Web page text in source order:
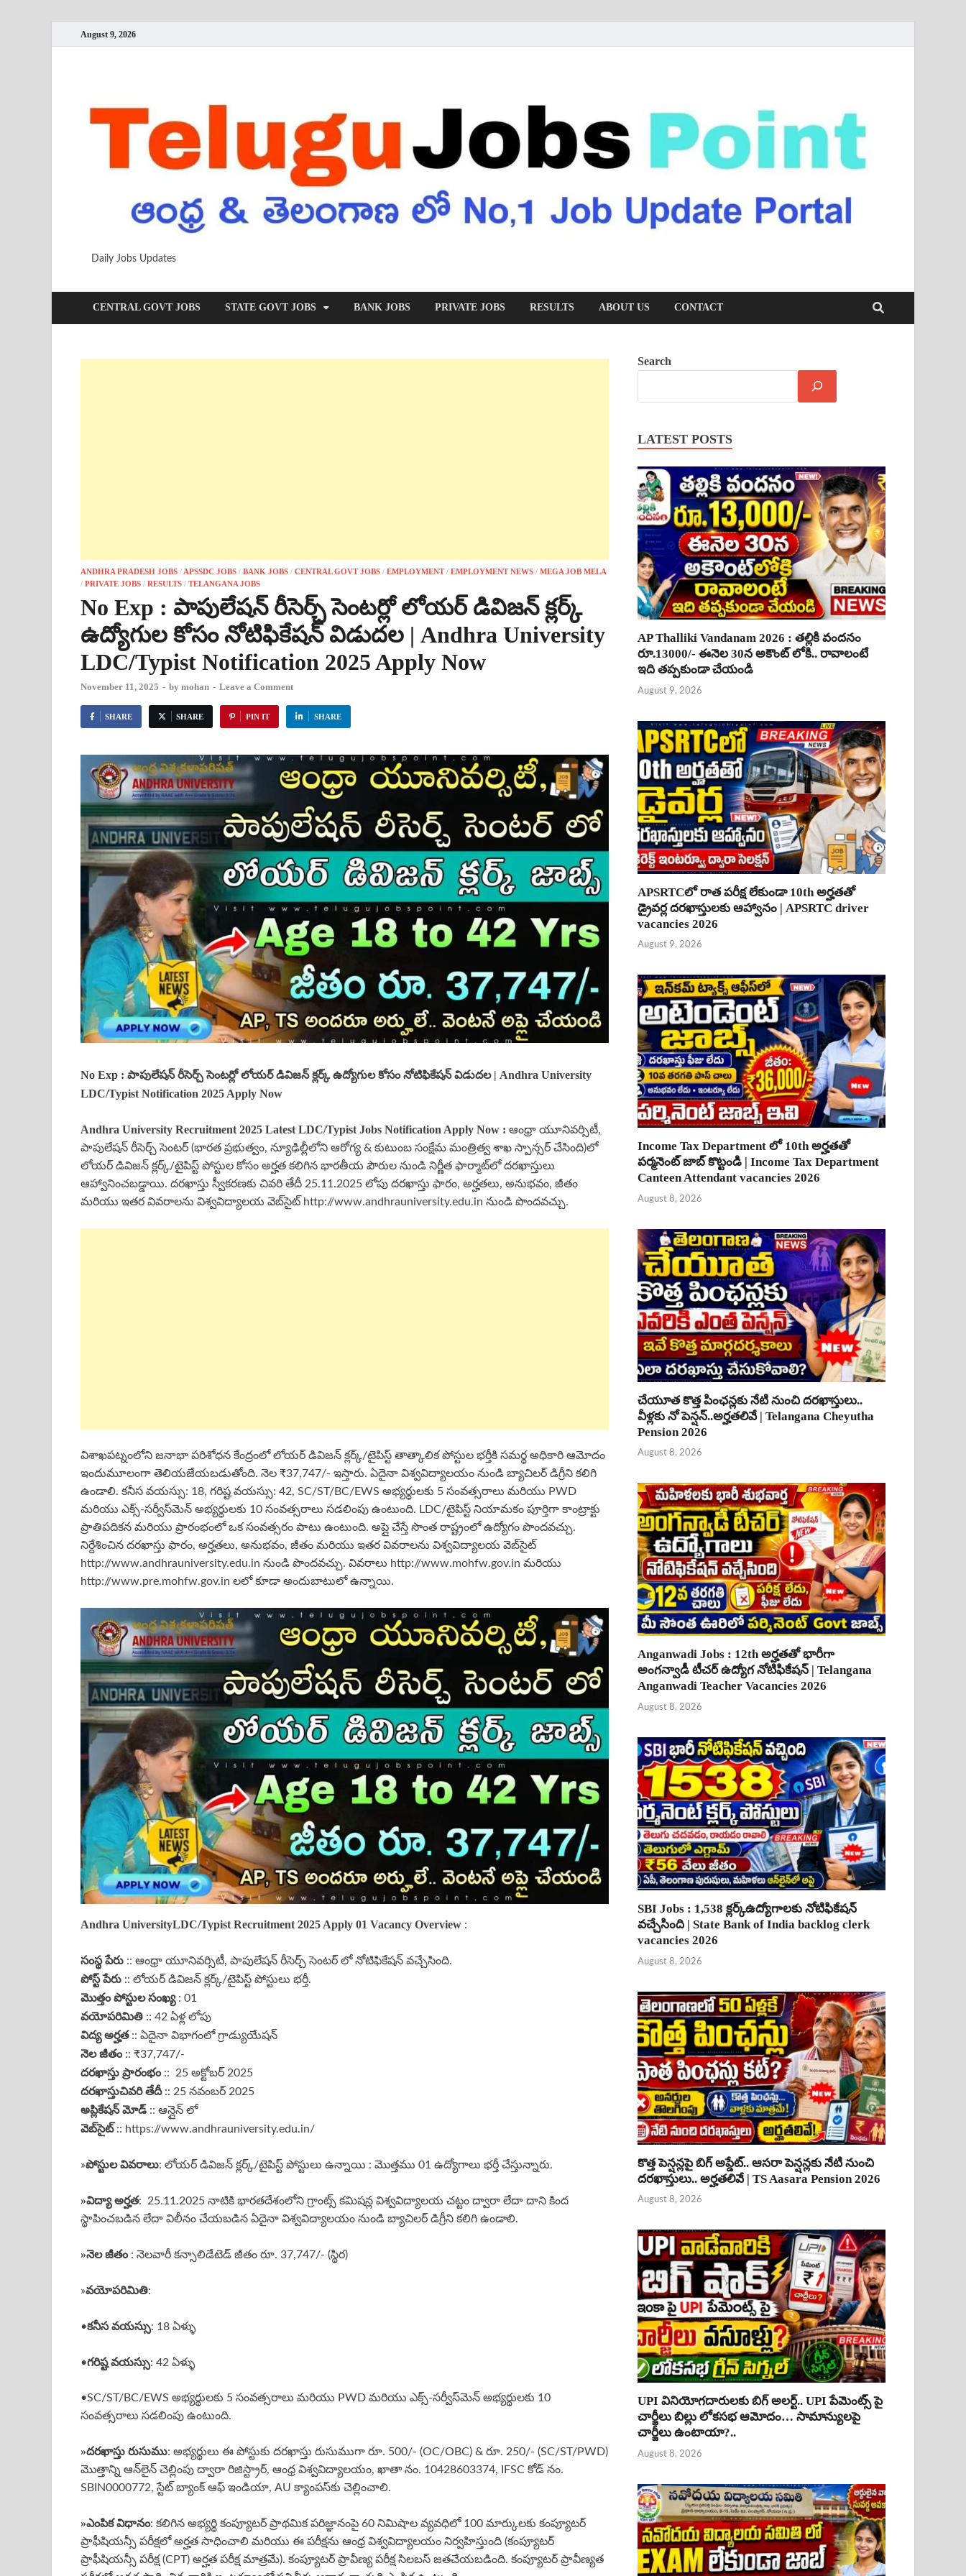
August 9, 2026
Daily Jobs Updates
CENTRAL GOVT JOBS STATE GOVT JOBS BANK JOBS PRIVATE JOBS RESULTS ABOUT US CONTACT
ANDHRA PRADESH JOBS / APSSDC JOBS / BANK JOBS / CENTRAL GOVT JOBS / EMPLOYMENT/ EMPLOYMENT NEWS / MEGA JOB MELA
/ PRIVATE JOBS / RESULTS / TELANGANA JOBS
No Exp : పాపులేషన్ రీసెర్చ్ సెంటర్లో లోయర్ డివిజన్ క్లర్క్
ఉద్యోగుల కోసం నోటిఫికేషన్ విడుదల | Andhra University
LDC/Typist Notification 2025 Apply Now
November 11, 2025 - by mohan - Leave a Comment
SHARE SHARE PIN IT SHARE
No Exp : పాపులేషన్ రీసెర్చ్ సెంటర్లో లోయర్ డివిజన్ క్లర్క్ ఉద్యోగుల కోసం నోటిఫికేషన్ విడుదల | Andhra University
LDC/Typist Notification 2025 Apply Now
Andhra University Recruitment 2025 Latest LDC/Typist Jobs Notification Apply Now : ఆంధ్రా యూనివర్సిటీ,
పాపులేషన్ రీసెర్చ్ సెంటర్ (భారత ప్రభుత్వం, న్యూఢిల్లీలోని ఆరోగ్య & కుటుంబ సంక్షేమ మంత్రిత్వ శాఖ స్పాన్సర్ చేసింది)లో
లోయర్ డివిజన్ క్లర్క్/టైపిస్ట్ పోస్టుల కోసం అర్హత కలిగిన భారతీయ పౌరుల నుండి నిర్ణీత ఫార్మాట్‌లో దరఖాస్తులు
ఆహ్వానించబడ్డాయి. దరఖాస్తు స్వీకరణకు చివరి తేదీ 25.11.2025 లోపు దరఖాస్తు ఫారం, అర్హతలు, అనుభవం, జీతం
మరియు ఇతర వివరాలను విశ్వవిద్యాలయ వెబ్‌సైట్ http://www.andhrauniversity.edu.in నుండి పొందవచ్చు.
విశాఖపట్నంలోని జనాభా పరిశోధన కేంద్రంలో లోయర్ డివిజన్ క్లర్క్/టైపిస్ట్ తాత్కాలిక పోస్టుల భర్తీకి సమర్థ అధికారి ఆమోదం
ఇందుమూలంగా తెలియజేయబడుతోంది. నెల ₹37,747/- ఇస్తారు. ఏదైనా విశ్వవిద్యాలయం నుండి బ్యాచిలర్ డిగ్రీని కలిగి
ఉండాలి. కనీస వయస్సు: 18, గరిష్ట వయస్సు: 42, SC/ST/BC/EWS అభ్యర్థులకు 5 సంవత్సరాలు మరియు PWD
మరియు ఎక్స్-సర్వీస్‌మెన్ అభ్యర్థులకు 10 సంవత్సరాలు సడలింపు ఉంటుంది. LDC/టైపిస్ట్ నియామకం పూర్తిగా కాంట్రాక్టు
ప్రాతిపదికన మరియు ప్రారంభంలో ఒక సంవత్సరం పాటు ఉంటుంది. అప్లై చేస్తే సొంత రాష్ట్రంలో ఉద్యోగం పొందవచ్చు.
నిర్దేశించిన దరఖాస్తు ఫారం, అర్హతలు, అనుభవం, జీతం మరియు ఇతర వివరాలను విశ్వవిద్యాలయ వెబ్‌సైట్
http://www.andhrauniversity.edu.in నుండి పొందవచ్చు. వివరాలు http://www.mohfw.gov.in మరియు
http://www.pre.mohfw.gov.in లలో కూడా అందుబాటులో ఉన్నాయి.
Andhra UniversityLDC/Typist Recruitment 2025 Apply 01 Vacancy Overview :
సంస్థ పేరు :: ఆంధ్రా యూనివర్సిటీ, పాపులేషన్ రీసెర్చ్ సెంటర్ లో నోటిఫికేషన్ వచ్చేసింది.
పోస్ట్ పేరు :: లోయర్ డివిజన్ క్లర్క్/టైపిస్ట్ పోస్టులు భర్తీ.
మొత్తం పోస్టుల సంఖ్య: 01
వయోపరిమితి :: 42 ఏళ్ల లోపు
విద్య అర్హత:: ఏదైనా విభాగంలో గ్రాడ్యుయేషన్
నెల జీతం:: ₹37,747/-
దరఖాస్తు ప్రారంభం:: 25 అక్టోబర్ 2025
దరఖాస్తుచివరి తేదీ:: 25 నవంబర్ 2025
అప్లికేషన్ మోడ్ :: ఆన్లైన్ లో
వెబ్‌సైట్:: https://www.andhrauniversity.edu.in/
»పోస్టుల వివరాలు: లోయర్ డివిజన్ క్లర్క్/టైపిస్ట్ పోస్టులు ఉన్నాయి : మొత్తము 01 ఉద్యోగాలు భర్తీ చేస్తున్నారు.
»విద్యా అర్హత: 25.11.2025 నాటికి భారతదేశంలోని గ్రాంట్స్ కమిషన్ల విశ్వవిద్యాలయ చట్టం ద్వారా లేదా దాని కింద
స్థాపించబడిన లేదా విలీనం చేయబడిన ఏదైనా విశ్వవిద్యాలయం నుండి బ్యాచిలర్ డిగ్రీని కలిగి ఉండాలి.
»నెల జీతం: నెలవారీ కన్సాలిడేటెడ్ జీతం రూ. 37,747/- (స్థిర)
»వయోపరిమితి:
•కనీస వయస్సు: 18 ఏళ్ళు
•గరిష్ట వయస్సు: 42 ఏళ్ళు
•SC/ST/BC/EWS అభ్యర్థులకు 5 సంవత్సరాలు మరియు PWD మరియు ఎక్స్-సర్వీస్‌మెన్ అభ్యర్థులకు 10
సంవత్సరాలు సడలింపు ఉంటుంది.
»దరఖాస్తు రుసుము: అభ్యర్థులు ఈ పోస్టుకు దరఖాస్తు రుసుముగా రూ. 500/- (OC/OBC) & రూ. 250/- (SC/ST/PWD)
మొత్తాన్ని ఆన్‌లైన్ చెల్లింపు ద్వారా రిజిస్ట్రార్, ఆంధ్ర విశ్వవిద్యాలయం, ఖాతా నం. 10428603374, IFSC కోడ్ నం.
SBIN0000772, స్టేట్ బ్యాంక్ ఆఫ్ ఇండియా, AU క్యాంపస్‌కు చెల్లించాలి.
»ఎంపిక విధానం: కలిగిన అభ్యర్థి కంప్యూటర్ ప్రాథమిక పరిజ్ఞానంపై 60 నిమిషాల వ్యవధిలో 100 మార్కులకు కంప్యూటర్
ప్రాఫీషియన్సీ పరీక్షలో అర్హత సాధించాలి మరియు ఈ పరీక్షను ఆంధ్ర విశ్వవిద్యాలయం నిర్వహిస్తుంది (కంప్యూటర్
ప్రాఫీషియన్సీ పరీక్ష (CPT) అర్హత పరీక్ష మాత్రమే). కంప్యూటర్ ప్రావీణ్య పరీక్ష సిలబస్ జతచేయబడింది. కంప్యూటర్ ప్రావీణ్యత
Search
LATEST POSTS
AP Thalliki Vandanam 2026 : తల్లికి వందనం
రూ.13000/- ఈనెల 30న అకౌంట్ లోకి.. రావాలంటే
ఇది తప్పకుండా చేయండి
August 9, 2026
APSRTCలో రాత పరీక్ష లేకుండా 10th అర్హతతో
డ్రైవర్ల దరఖాస్తులకు ఆహ్వానం | APSRTC driver
vacancies 2026
August 9, 2026
Income Tax Department లో 10th అర్హతతో
పర్మనెంట్ జాబ్ కొట్టండి | Income Tax Department
Canteen Attendant vacancies 2026
August 8, 2026
చేయూత కొత్త పింఛన్లకు నేటి నుంచి దరఖాస్తులు..
వీళ్లకు నో పెన్షన్..అర్హతలివే | Telangana Cheyutha
Pension 2026
August 8, 2026
Anganwadi Jobs : 12th అర్హతతో భారీగా
అంగన్వాడీ టీచర్ ఉద్యోగ నోటిఫికేషన్ | Telangana
Anganwadi Teacher Vacancies 2026
August 8, 2026
SBI Jobs : 1,538 క్లర్క్ఉద్యోగాలకు నోటిఫికేషన్
వచ్చేసింది | State Bank of India backlog clerk
vacancies 2026
August 8, 2026
కొత్త పెన్షన్లపై బిగ్ అప్డేట్.. ఆసరా పెన్షన్లకు నేటి నుంచి
దరఖాస్తులు.. అర్హతలివే | TS Aasara Pension 2026
August 8, 2026
UPI వినియోగదారులకు బిగ్ అలర్ట్.. UPI పేమెంట్స్ పై
చార్జీలు బిల్లు లోకసభ ఆమోదం… సామాన్యులపై
చార్జీలు ఉంటాయా?..
August 8, 2026